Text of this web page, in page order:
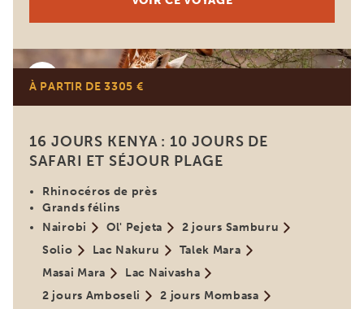
Kenya
À PARTIR DE 3305 €
16 JOURS KENYA : 10 JOURS DE
SAFARI ET SÉJOUR PLAGE
Rhinocéros de près
Grands félins
Nairobi
Ol' Pejeta
2 jours Samburu
Solio
Lac Nakuru
Talek Mara
Masai Mara
Lac Naivasha
2 jours Amboseli
2 jours Mombasa